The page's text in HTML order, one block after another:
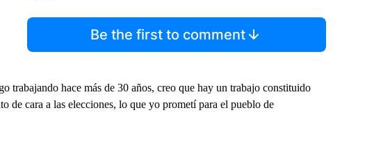
Be the first to comment
trabajando hace más de 30 años, creo que hay un trabajo constituido
cara a las elecciones, lo que yo prometí para el pueblo de